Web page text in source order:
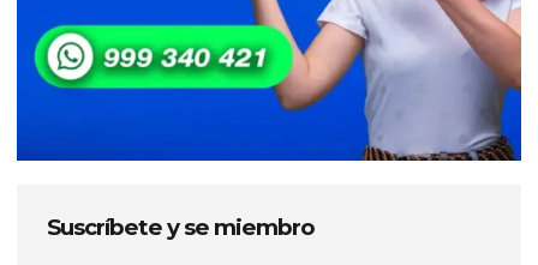
Suscríbete y se miembro